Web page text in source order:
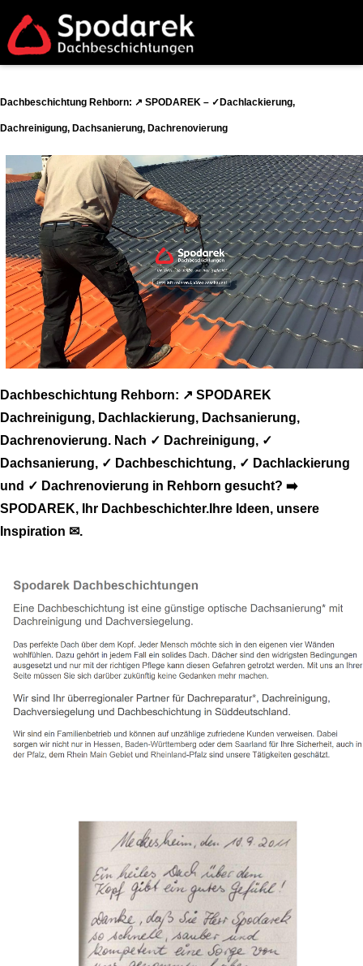
Dachbeschichtung Rehborn: ↗️ SPODAREK – ✓Dachlackierung,
Dachreinigung, Dachsanierung, Dachrenovierung
Dachbeschichtung Rehborn: ↗️ SPODAREK
Dachreinigung, Dachlackierung, Dachsanierung,
Dachrenovierung. Nach ✓ Dachreinigung, ✓
Dachsanierung, ✓ Dachbeschichtung, ✓ Dachlackierung
und ✓ Dachrenovierung in Rehborn gesucht? ➡️
SPODAREK, Ihr Dachbeschichter.Ihre Ideen, unsere
Inspiration ✉.